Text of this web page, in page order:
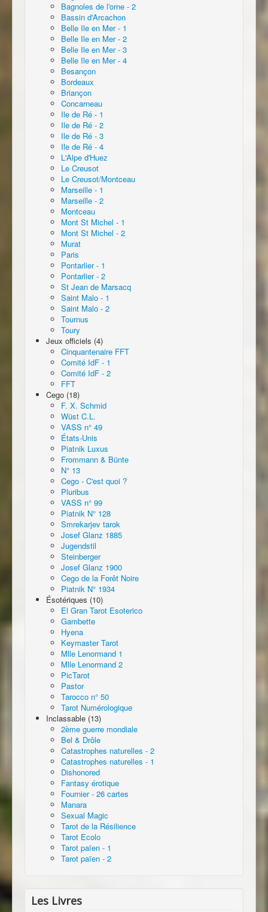
Bagnoles de l'orne - 2
Bassin d'Arcachon
Belle Ile en Mer - 1
Belle Ile en Mer - 2
Belle Ile en Mer - 3
Belle Ile en Mer - 4
Besançon
Bordeaux
Briançon
Concarneau
Ile de Ré - 1
Ile de Ré - 2
Ile de Ré - 3
Ile de Ré - 4
L'Alpe d'Huez
Le Creusot
Le Creusot/Montceau
Marseille - 1
Marseille - 2
Montceau
Mont St Michel - 1
Mont St Michel - 2
Murat
Paris
Pontarlier - 1
Pontarlier - 2
St Jean de Marsacq
Saint Malo - 1
Saint Malo - 2
Tournus
Toury
Jeux officiels (4)
Cinquantenaire FFT
Comité IdF - 1
Comité IdF - 2
FFT
Cego (18)
F. X. Schmid
Wüst C.L.
VASS n° 49
États-Unis
Piatnik Luxus
Frommann & Bünte
N° 13
Cego - C'est quoi ?
Pluribus
VASS n° 99
Piatnik N° 128
Smrekarjev tarok
Josef Glanz 1885
Jugendstil
Steinberger
Josef Glanz 1900
Cego de la Forêt Noire
Piatnik N° 1934
Ésotériques (10)
El Gran Tarot Esoterico
Gambette
Hyena
Keymaster Tarot
Mlle Lenormand 1
Mlle Lenormand 2
PicTarot
Pastor
Tarocco n° 50
Tarot Numérologique
Inclassable (13)
2ème guerre mondiale
Bel & Drôle
Catastrophes naturelles - 2
Catastrophes naturelles - 1
Dishonored
Fantasy érotique
Fournier - 26 cartes
Manara
Sexual Magic
Tarot de la Résilience
Tarot Ecolo
Tarot païen - 1
Tarot païen - 2
Les Livres